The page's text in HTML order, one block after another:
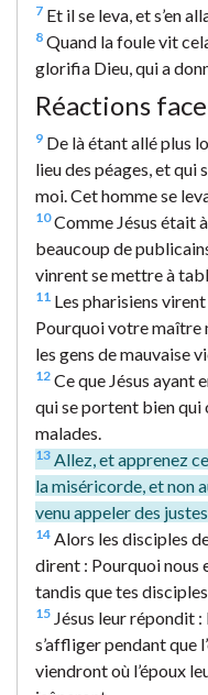
7 Et il se leva, et s’en
8 Quand la foule vit
glorifia Dieu, qui a
Réactions
9 De là étant allé plus
lieu des péages, et qui
moi. Cet homme se
10Comme Jésus était
beaucoup de
vinrent se mettre à
11 Les pharisiens
Pourquoi votre maître
les gens de mauvaise
12 Ce que Jésus ayant
qui se portent bien qui
malades.
13 Allez, et apprenez
la miséricorde, et non
venu appeler des
14 Alors les disciples
dirent : Pourquoi nous
tandis que tes
15 Jésus leur répondit :
s’affliger pendant que
viendront où l’époux